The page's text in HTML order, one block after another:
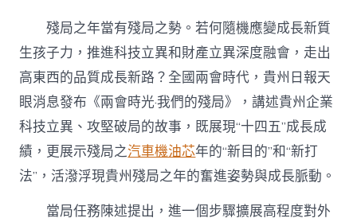
三
不
沿”
地
域
如
許
擁
抱
世
界〉
中
殘局之年當有殘局之勢。若何隨機應變成長新質
生孩子力，推進科技立異和財產立異深度融會，走出
高東西的品質成長新路？全國兩會時代，貴州日報天
眼消息發布《兩會時光·我們的殘局》，講述貴州企業
科技立異、攻堅破局的故事，既展現“十四五”成長成
績，更展示殘局之汽車機油芯年的“新目的”和“新打
法”，活潑浮現貴州殘局之年的奮進姿勢與成長脈動。
當局任務陳述提出，進一個步驟擴展高程度對外